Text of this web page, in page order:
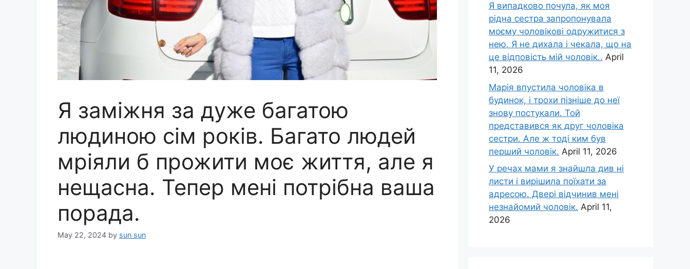
Я заміжня за дуже багатою
людиною сім років. Багато людей
мріяли б прожити моє життя, але я
нещасна. Тепер мені потрібна ваша
порада.
May 22, 2024 by sun sun
Я випадково почула, як моя
рідна сестра запропонувала
моєму чоловікові одружитися з
нею. Я не дихала і чекала, що на
це відповість мій чоловік.. April
11, 2026
Марія впустила чоловіка в
будинок, і трохи пізніше до неї
знову постукали. Той
представився як друг чоловіка
сестри. Але ж тоді ким був
перший чоловік. April 11, 2026
У речах мами я знайшла див ні
листи і вирішила поїхати за
адресою. Двері відчинив мені
незнайомий чоловік. April 11,
2026